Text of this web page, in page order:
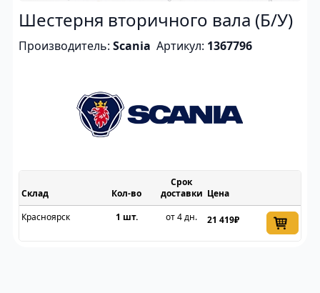
Шестерня вторичного вала (Б/У)
Производитель: Scania Артикул: 1367796
Склад
Срок
доставки Цена
Красноярск
1 шт. от 4 дн. 21 419₽